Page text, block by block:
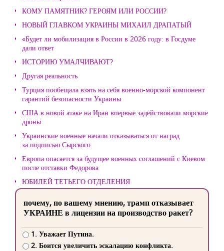
КОМУ ПАМЯТНИК? ГЕРОЯМ ИЛИ РОССИИ?
НОВЫЙ ГЛАВКОМ УКРАИНЫ МИХАИЛ ДРАПАТЫЙ
«Будет ли мобилизация в России в 2026 году: в Госдуме
дали ответ
ИСТОРИЮ УМАЛЧИВАЮТ?
Другая реальность
Турция пообещала взять на себя военно-морской компонент
гарантий безопасности Украины
США в новой атаке на Иран впервые задействовали морские
дроны
Украинские военные начали отказываться от наград
за подписью Сырского
Европа опасается за будущее военных соглашений с Киевом
после отставки Федорова
ЮБИЛЕЙ ТЕТЬЕГО ОТДЕЛЕНИЯ
почему, по вашему мнению, трамп отказывает
УКРАИНЕ в лицензии на производство ракет?
1. Уважает Путина.
2. Боится увеличить эскалацию конфликта.